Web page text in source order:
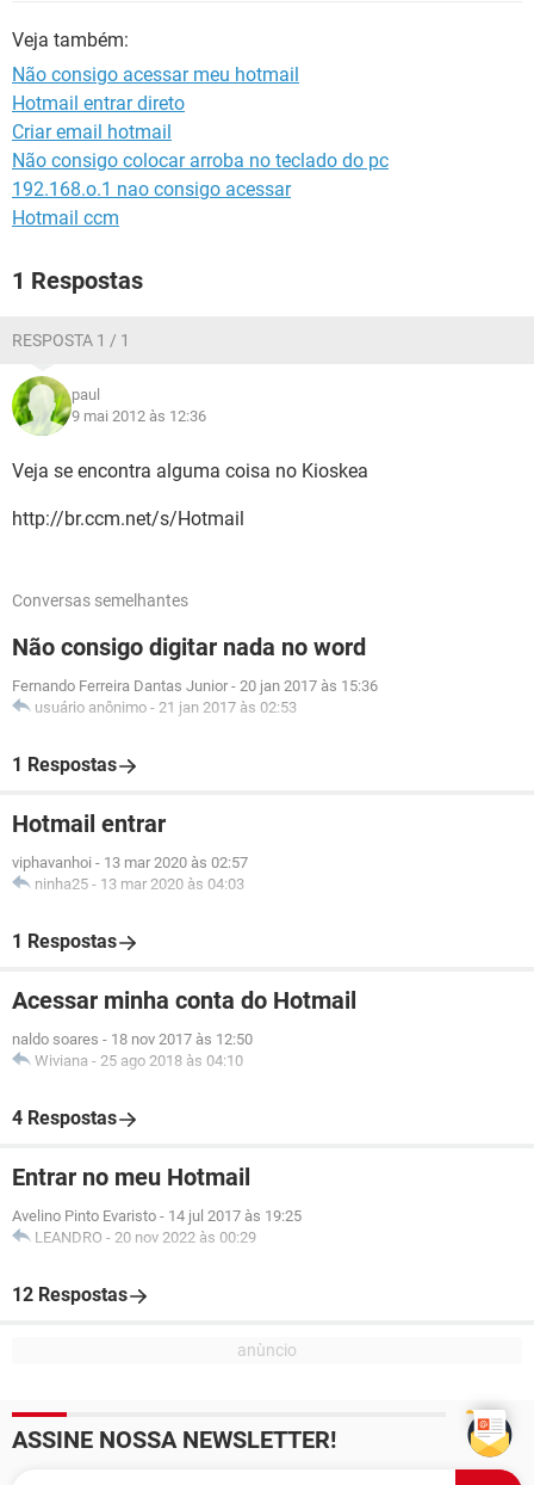
Veja também:
Não consigo acessar meu hotmail
Hotmail entrar direto
Criar email hotmail
Não consigo colocar arroba no teclado do pc
192.168.o.1 nao consigo acessar
Hotmail ccm
1 Respostas
RESPOSTA 1 / 1
paul
9 mai 2012 às 12:36
Veja se encontra alguma coisa no Kioskea
http://br.ccm.net/s/Hotmail
Conversas semelhantes
Não consigo digitar nada no word
Fernando Ferreira Dantas Junior - 20 jan 2017 às 15:36
usuário anônimo - 21 jan 2017 às 02:53
1 Respostas
Hotmail entrar
viphavanhoi - 13 mar 2020 às 02:57
ninha25 - 13 mar 2020 às 04:03
1 Respostas
Acessar minha conta do Hotmail
naldo soares - 18 nov 2017 às 12:50
Wiviana - 25 ago 2018 às 04:10
4 Respostas
Entrar no meu Hotmail
Avelino Pinto Evaristo - 14 jul 2017 às 19:25
LEANDRO - 20 nov 2022 às 00:29
12 Respostas
ASSINE NOSSA NEWSLETTER!